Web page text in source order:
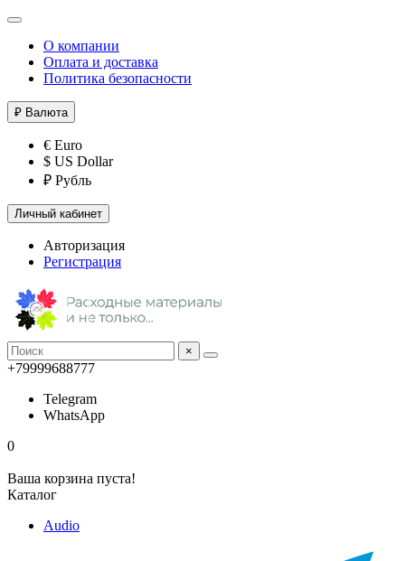
О компании
Оплата и доставка
Политика безопасности
₽ Валюта
€ Euro
$ US Dollar
₽ Рубль
Личный кабинет
Авторизация
Регистрация
×
+79999688777
Telegram
WhatsApp
0
Ваша корзина пуста!
Каталог
Audio